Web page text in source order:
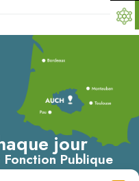
jour
Publique